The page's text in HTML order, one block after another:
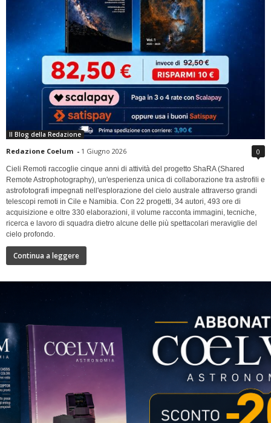
Il Blog della Redazione
Redazione Coelum - 1 Giugno 2026 0
Cieli Remoti raccoglie cinque anni di attività del progetto ShaRA (Shared
Remote Astrophotography), un'esperienza unica di collaborazione tra astrofili e
astrofotografi impegnati nell'esplorazione del cielo australe attraverso grandi
telescopi remoti in Cile e Namibia. Con 22 progetti, 34 autori, 493 ore di
acquisizione e oltre 330 elaborazioni, il volume racconta immagini, tecniche,
ricerca e lavoro di squadra dietro alcune delle più spettacolari meraviglie del
cielo profondo.
Continua a leggere